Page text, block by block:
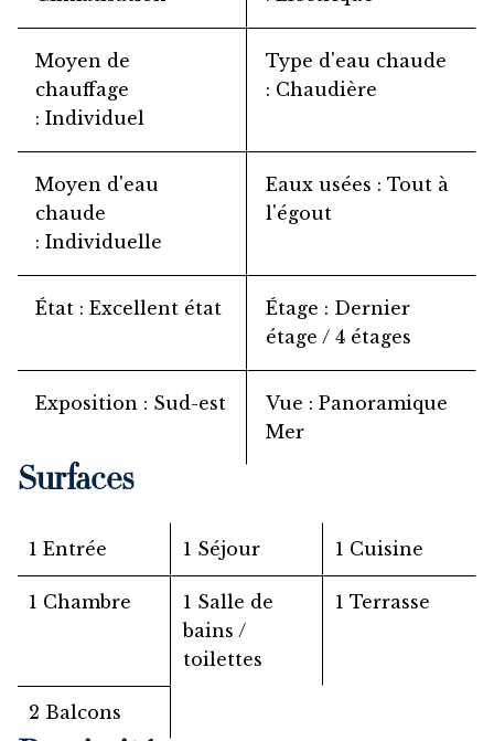
Moyen de
chauffage
Individuel
Type d'eau chaude
Chaudière
Moyen d'eau
chaude
Individuelle
Eaux usées
Tout à
l'égout
État Excellent état Étage
Dernier
étage / 4 étages
Exposition Sud-est Vue
Panoramique
Mer
Surfaces
1 Entrée 1 Séjour 1 Cuisine
1 Chambre
1 Salle de
bains /
toilettes
1 Terrasse
2 Balcons